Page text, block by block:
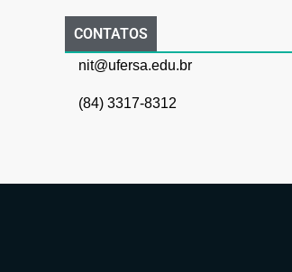
CONTATOS
nit@ufersa.edu.br
(84) 3317-8312